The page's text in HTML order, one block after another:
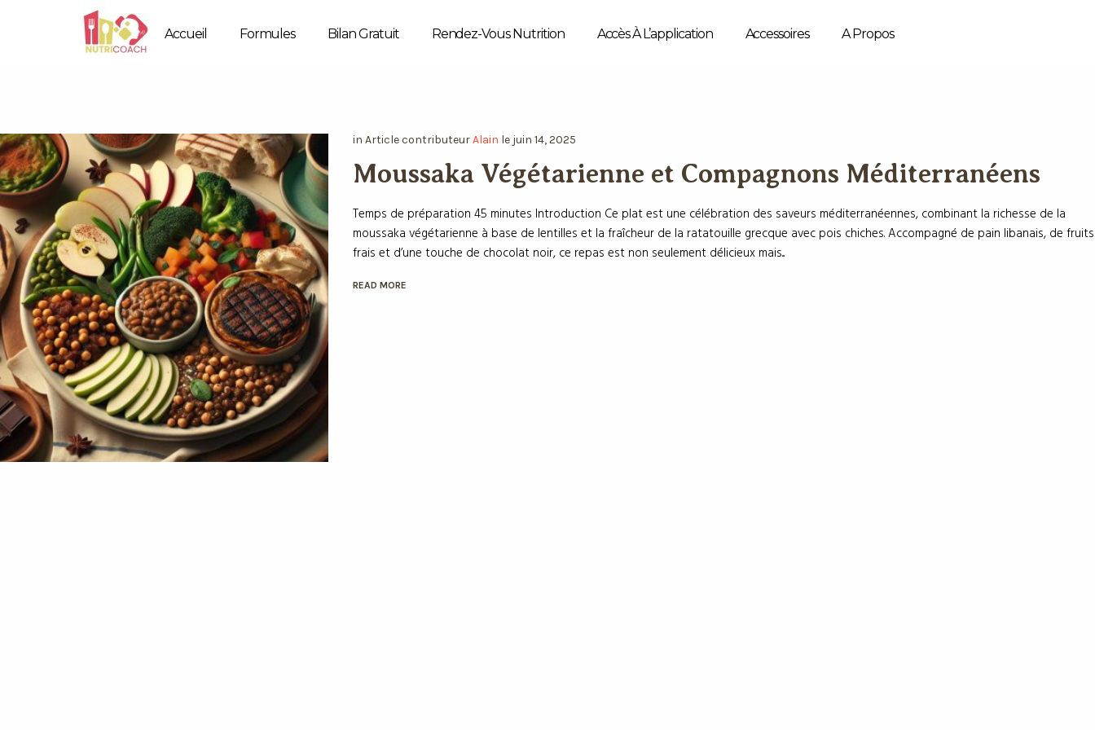
Accueil Formules Bilan Gratuit Rendez-Vous Nutrition Accès À L’application Accessoires A Propos
inArticlecontributeurAlain le juin 14, 2025
Moussaka Végétarienne et Compagnons Méditerranéens
Temps de préparation 45 minutes Introduction Ce plat est une célébration des saveurs méditerranéennes, combinant la richesse de la
moussaka végétarienne à base de lentilles et la fraîcheur de la ratatouille grecque avec pois chiches. Accompagné de pain libanais, de fruits
frais et d’une touche de chocolat noir, ce repas est non seulement délicieux mais...
READ MORE